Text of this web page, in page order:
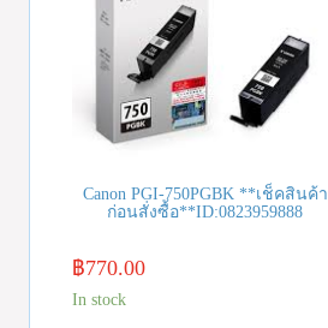
Canon PGI-750PGBK **เช็คสินค้า
ก่อนสั่งซื้อ**ID:0823959888
฿770.00
In stock